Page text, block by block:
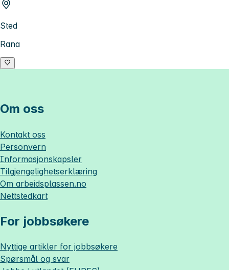
Sted
Rana
Om oss
Kontakt oss
Personvern
Informasjonskapsler
Tilgjengelighetserklæring
Om arbeidsplassen.no
Nettstedkart
For jobbsøkere
Nyttige artikler for jobbsøkere
Spørsmål og svar